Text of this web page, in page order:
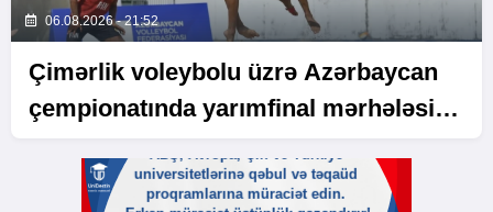
06.08.2026 - 21:52
Çimərlik voleybolu üzrə Azərbaycan
çempionatında yarımfinal mərhələsi